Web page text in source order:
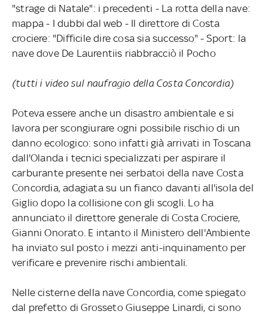
"strage di Natale": i precedenti - La rotta della nave:
mappa - I dubbi dal web - Il direttore di Costa
crociere: "Difficile dire cosa sia successo" - Sport: la
nave dove De Laurentiis riabbracciò il Pocho
(tutti i video sul naufragio della Costa Concordia)
Poteva essere anche un disastro ambientale e si
lavora per scongiurare ogni possibile rischio di un
danno ecologico: sono infatti già arrivati in Toscana
dall'Olanda i tecnici specializzati per aspirare il
carburante presente nei serbatoi della nave Costa
Concordia, adagiata su un fianco davanti all'isola del
Giglio dopo la collisione con gli scogli. Lo ha
annunciato il direttore generale di Costa Crociere,
Gianni Onorato. E intanto il Ministero dell'Ambiente
ha inviato sul posto i mezzi anti-inquinamento per
verificare e prevenire rischi ambientali.
Nelle cisterne della nave Concordia, come spiegato
dal prefetto di Grosseto Giuseppe Linardi, ci sono